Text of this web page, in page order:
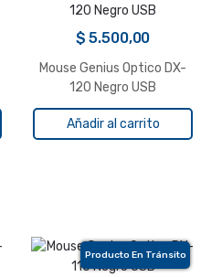
$ 5.500,00
Mouse Genius Optico DX-
120 Negro USB
Añadir al carrito
Producto En Tránsito